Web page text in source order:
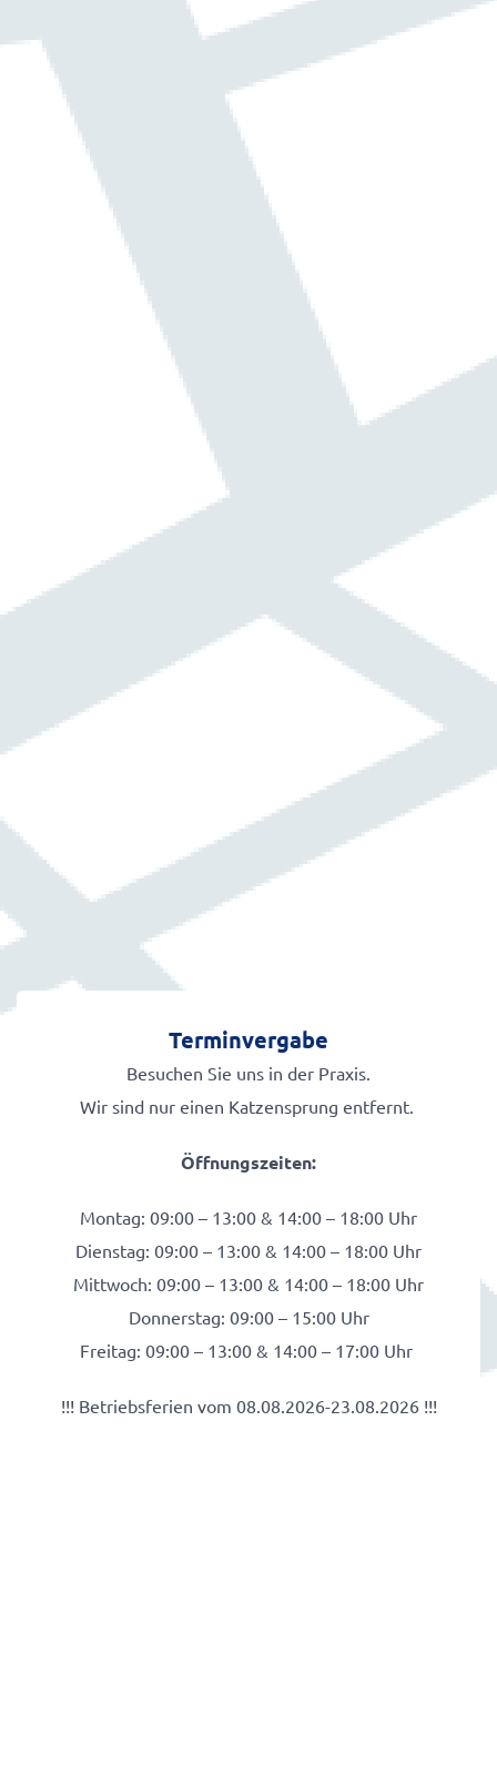
Terminvergabe
Besuchen Sie uns in der Praxis.
Wir sind nur einen Katzensprung entfernt.
Öffnungszeiten:
Montag: 09:00 – 13:00 & 14:00 – 18:00 Uhr
Dienstag: 09:00 – 13:00 & 14:00 – 18:00 Uhr
Mittwoch: 09:00 – 13:00 & 14:00 – 18:00 Uhr
Donnerstag: 09:00 – 15:00 Uhr
Freitag: 09:00 – 13:00 & 14:00 – 17:00 Uhr
!!! Betriebsferien vom 08.08.2026-23.08.2026 !!!